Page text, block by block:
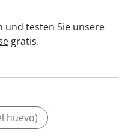
und testen Sie unsere
gratis.
huevo)